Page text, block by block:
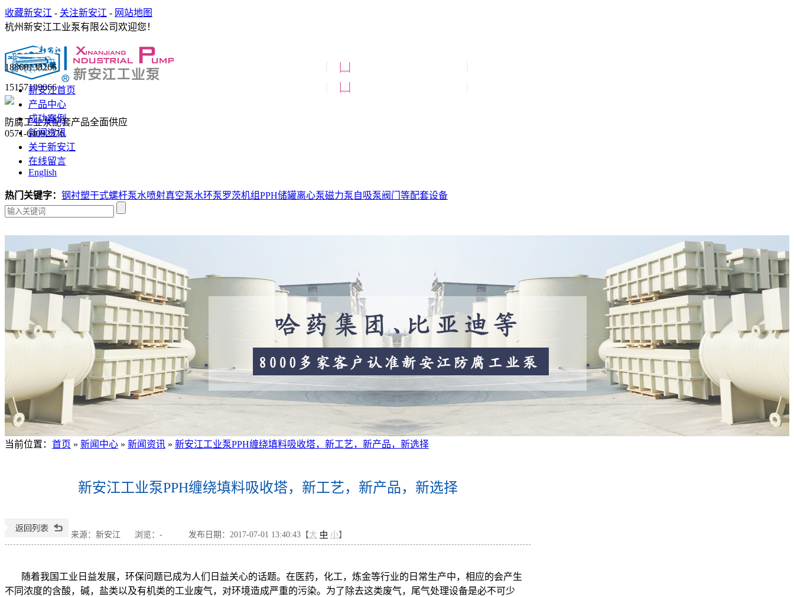
收藏新安江 - 关注新安江 - 网站地图
杭州新安江工业泵有限公司欢迎您！
防腐工业泵配套产品全面供应
0571-64092376
15157199066
18868138266
新安江首页
产品中心
成功案例
新闻资讯
关于新安江
在线留言
English
热门关键字： 钢衬塑干式螺杆泵水喷射真空泵水环泵罗茨机组PPH储罐离心泵磁力泵 自吸泵阀门等配套设备
当前位置 ： 首页 » 新闻中心 » 新闻资讯 » 新安江工业泵PPH缠绕填料吸收塔，新工艺，新产品，新选择
新安江工业泵PPH缠绕填料吸收塔，新工艺，新产品，新选择
来源：新安江 浏览： - 发布日期：2017-07-01 13:40:43【大 中 小】
随着我国工业日益发展，环保问题已成为人们日益关心的话题。在医药，化工，炼金等行业的日常生产中，相应的会产生
不同浓度的含酸，碱，盐类以及有机类的工业废气，对环境造成严重的污染。为了除去这类废气，尾气处理设备是必不可少